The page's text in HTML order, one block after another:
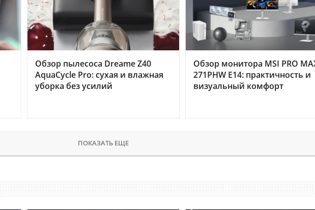
Обзор пылесоса Dreame Z40
AquaCycle Pro: сухая и влажная
уборка без усилий
Обзор монитора MSI PRO
271PHW E14: практичность и
визуальный комфорт
ПОКАЗАТЬ ЕЩЕ